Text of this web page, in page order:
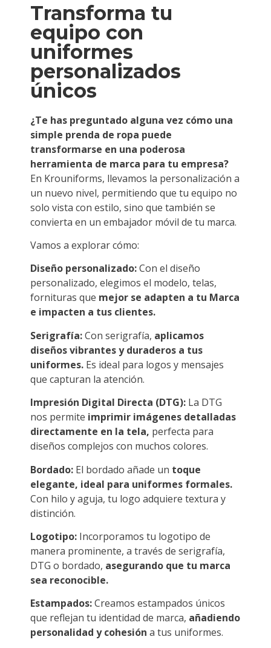
Transforma tu
equipo con
uniformes
personalizados
únicos
¿Te has preguntado alguna vez cómo una
simple prenda de ropa puede
transformarse en una poderosa
herramienta de marca para tu empresa?
En Krouniforms, llevamos la personalización a
un nuevo nivel, permitiendo que tu equipo no
solo vista con estilo, sino que también se
convierta en un embajador móvil de tu marca.
Vamos a explorar cómo:
Diseño personalizado:Con el diseño
personalizado, elegimos el modelo, telas,
fornituras que mejor se adapten a tu Marca
e impacten a tus clientes.
Serigrafía:Con serigrafía, aplicamos
diseños vibrantes y duraderos a tus
uniformes. Es ideal para logos y mensajes
que capturan la atención.
Impresión Digital Directa (DTG): La DTG
nos permite imprimir imágenes detalladas
directamente en la tela, perfecta para
diseños complejos con muchos colores.
Bordado: El bordado añade un toque
elegante, ideal para uniformes formales.
Con hilo y aguja, tu logo adquiere textura y
distinción.
Logotipo: Incorporamos tu logotipo de
manera prominente, a través de serigrafía,
DTG o bordado, asegurando que tu marca
sea reconocible.
Estampados:Creamos estampados únicos
que reflejan tu identidad de marca, añadiendo
personalidad y cohesión a tus uniformes.